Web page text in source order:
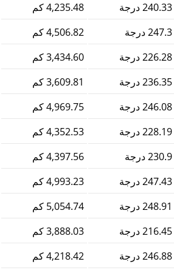
240.33 درجة
4,235.48 كم
247.3 درجة
4,506.82 كم
226.28 درجة
3,434.60 كم
236.35 درجة
3,609.81 كم
246.08 درجة
4,969.75 كم
228.19 درجة
4,352.53 كم
230.9 درجة
4,397.56 كم
247.43 درجة
4,993.23 كم
248.91 درجة
5,054.74 كم
216.45 درجة
3,888.03 كم
246.88 درجة
4,218.42 كم